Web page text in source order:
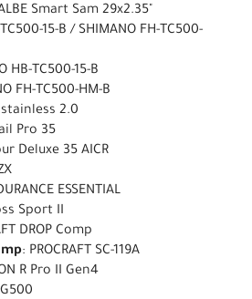
Smart Sam 29x2.35"
15-B / SHIMANO FH-TC500-
HB-TC500-15-B
FH-TC500-HM-B
stainless 2.0
Pro 35
Deluxe 35 AICR
ESSENTIAL
Sport II
DROP Comp
: PROCRAFT SC-119A
R Pro II Gen4